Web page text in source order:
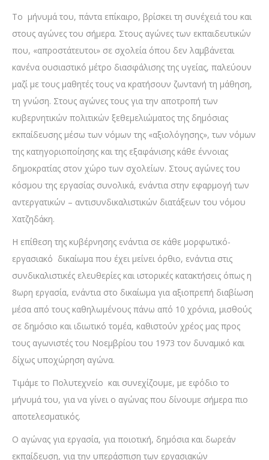
Το μήνυμά του, πάντα επίκαιρο, βρίσκει τη συνέχειά του και
στους αγώνες του σήμερα. Στους αγώνες των εκπαιδευτικών
που, «απροστάτευτοι» σε σχολεία όπου δεν λαμβάνεται
κανένα ουσιαστικό μέτρο διασφάλισης της υγείας, παλεύουν
μαζί με τους μαθητές τους να κρατήσουν ζωντανή τη μάθηση,
τη γνώση. Στους αγώνες τους για την αποτροπή των
κυβερνητικών πολιτικών ξεθεμελιώματος της δημόσιας
εκπαίδευσης μέσω των νόμων της «αξιολόγησης», των νόμων
της κατηγοριοποίησης και της εξαφάνισης κάθε έννοιας
δημοκρατίας στον χώρο των σχολείων. Στους αγώνες του
κόσμου της εργασίας συνολικά, ενάντια στην εφαρμογή των
αντεργατικών – αντισυνδικαλιστικών διατάξεων του νόμου
Χατζηδάκη.
Η επίθεση της κυβέρνησης ενάντια σε κάθε μορφωτικό-
εργασιακό δικαίωμα που έχει μείνει όρθιο, ενάντια στις
συνδικαλιστικές ελευθερίες και ιστορικές κατακτήσεις όπως η
8ωρη εργασία, ενάντια στο δικαίωμα για αξιοπρεπή διαβίωση
μέσα από τους καθηλωμένους πάνω από 10 χρόνια, μισθούς
σε δημόσιο και ιδιωτικό τομέα, καθιστούν χρέος μας προς
τους αγωνιστές του Νοεμβρίου του 1973 τον δυναμικό και
δίχως υποχώρηση αγώνα.
Τιμάμε το Πολυτεχνείο και συνεχίζουμε, με εφόδιο το
μήνυμά του, για να γίνει ο αγώνας που δίνουμε σήμερα πιο
αποτελεσματικός.
Ο αγώνας για εργασία, για ποιοτική, δημόσια και δωρεάν
εκπαίδευση, για την υπεράσπιση των εργασιακών